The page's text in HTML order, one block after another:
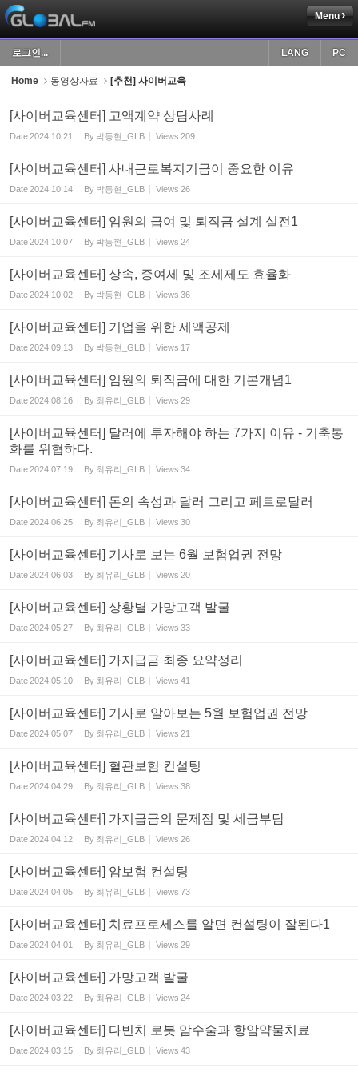
Menu
로그인... PC
LANG
Home 동영상자료 [추천] 사이버교육
[사이버교육센터] 고액계약 상담사례
Date2024.10.21 By 박동현_GLB Views 209
[사이버교육센터] 사내근로복지기금이 중요한 이유
Date2024.10.14 By 박동현_GLB Views 26
[사이버교육센터] 임원의 급여 및 퇴직금 설계 실전1
Date2024.10.07 By 박동현_GLB Views 24
[사이버교육센터] 상속, 증여세 및 조세제도 효율화
Date2024.10.02 By 박동현_GLB Views 36
[사이버교육센터] 기업을 위한 세액공제
Date2024.09.13 By 박동현_GLB Views 17
[사이버교육센터] 임원의 퇴직금에 대한 기본개념1
Date2024.08.16 By 최유리_GLB Views 29
[사이버교육센터] 달러에 투자해야 하는 7가지 이유 - 기축통
화를 위협하다.
Date2024.07.19 By 최유리_GLB Views 34
[사이버교육센터] 돈의 속성과 달러 그리고 페트로달러
Date2024.06.25 By 최유리_GLB Views 30
[사이버교육센터] 기사로 보는 6월 보험업권 전망
Date2024.06.03 By 최유리_GLB Views 20
[사이버교육센터] 상황별 가망고객 발굴
Date2024.05.27 By 최유리_GLB Views 33
[사이버교육센터] 가지급금 최종 요약정리
Date2024.05.10 By 최유리_GLB Views 41
[사이버교육센터] 기사로 알아보는 5월 보험업권 전망
Date2024.05.07 By 최유리_GLB Views 21
[사이버교육센터] 혈관보험 컨설팅
Date2024.04.29 By 최유리_GLB Views 38
[사이버교육센터] 가지급금의 문제점 및 세금부담
Date2024.04.12 By 최유리_GLB Views 26
[사이버교육센터] 암보험 컨설팅
Date2024.04.05 By 최유리_GLB Views 73
[사이버교육센터] 치료프로세스를 알면 컨설팅이 잘된다1
Date2024.04.01 By 최유리_GLB Views 29
[사이버교육센터] 가망고객 발굴
Date2024.03.22 By 최유리_GLB Views 24
[사이버교육센터] 다빈치 로봇 암수술과 항암약물치료
Date2024.03.15 By 최유리_GLB Views 43
Sketchbook5, 스케치북5
Sketchbook5, 스케치북5